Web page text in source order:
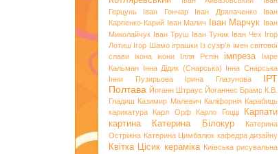
Герцунь
Іван Гончар Іван Дряпаченко
Іван
Карпенко-Карий Іван Малич Іван Марчук Іван
Миколайчук Іван Труш Іван Туник Іван Чех Ігор
Лотиш Ігор Шамо іграшки Із сузір’я імен світової
слави
ікона ікони Ілля Рєпін імпреза
Імре
Кальман Інна Дідик (Снарська) Інна Снарська
Інни Пузирьова
Ірина Глазунова
ІРТ
Полтава Йоганн Штраус Йоганнес Брамс К.В.
Гладиш Казимир Малевич Каліфорнія Карабиць
карикатура
Карл Орф Карло Ґоцці
Карпати
картина
Катерина Білокур
Катерина
Остріжна Катерина Цимбалюк кафедра дизайну
Квітка Цісик кераміка Київська рисувальна